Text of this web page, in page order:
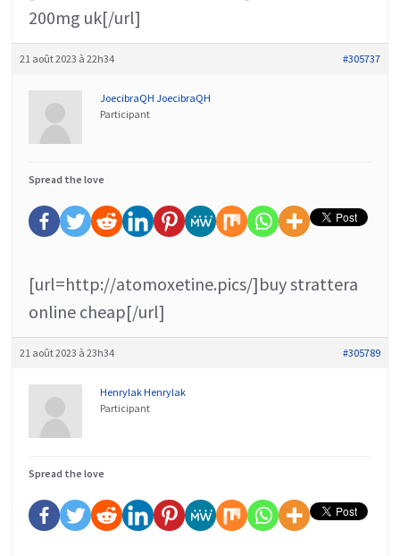
200mg uk[/url]
21 août 2023 à 22h34 #305737
JoecibraQH JoecibraQH
Participant
Spread the love
[url=http://atomoxetine.pics/]buy strattera
online cheap[/url]
21 août 2023 à 23h34 #305789
Henrylak Henrylak
Participant
Spread the love